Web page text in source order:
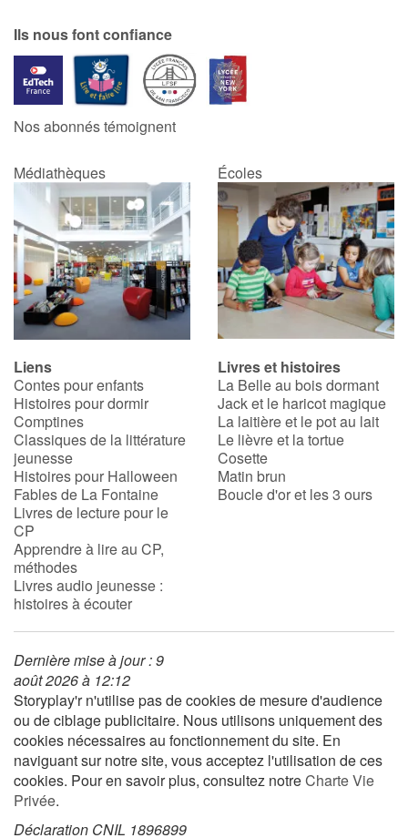
Ils nous font confiance
Nos abonnés témoignent
Médiathèques Écoles
Liens
Contes pour enfants
Histoires pour dormir
Comptines
Classiques de la littérature
jeunesse
Histoires pour Halloween
Fables de La Fontaine
Livres de lecture pour le
CP
Apprendre à lire au CP,
méthodes
Livres audio jeunesse :
histoires à écouter
Livres et histoires
La Belle au bois dormant
Jack et le haricot magique
La laitière et le pot au lait
Le lièvre et la tortue
Cosette
Matin brun
Boucle d'or et les 3 ours
Dernière mise à jour : 9
août 2026 à 12:12
Storyplay'r n'utilise pas de cookies de mesure d'audience
ou de ciblage publicitaire. Nous utilisons uniquement des
cookies nécessaires au fonctionnement du site. En
naviguant sur notre site, vous acceptez l'utilisation de ces
cookies. Pour en savoir plus, consultez notreCharte Vie
Privée.
Déclaration CNIL 1896899